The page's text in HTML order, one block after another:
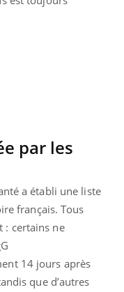
par les
a établi une liste
français. Tous
: certains ne
14 jours après
que d’autres